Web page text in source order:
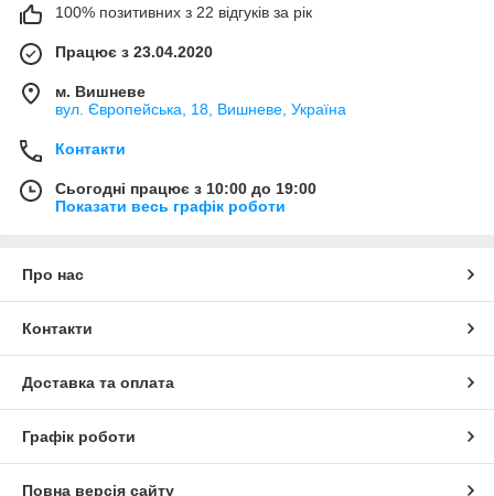
100% позитивних з 22 відгуків за рік
Працює з 23.04.2020
м. Вишневе
вул. Європейська, 18, Вишневе, Україна
Контакти
Сьогодні працює з 10:00 до 19:00
Показати весь графік роботи
Про нас
Контакти
Доставка та оплата
Графік роботи
Повна версія сайту